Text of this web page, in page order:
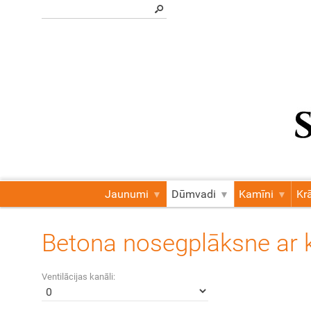
Jaunumi Dūmvadi Kamīni
Betona nosegplāksne ar
Ventilācijas kanāli: